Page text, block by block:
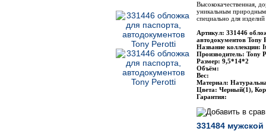
Высококачественная,
уникальным
специально для
Артикул: 331446
автодокументов Tony
Название коллекции:
Производитель: Tony
Размер: 9,5*14*2
Объём:
Вес:
Материал:
Цвета: Черный(1),
Гарантия:
331484